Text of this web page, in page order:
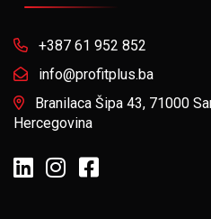
+387 61 952 852
info@profitplus.ba
Branilaca Šipa 43, 71000
Hercegovina